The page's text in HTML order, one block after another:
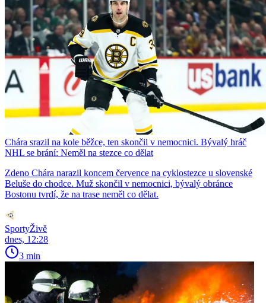
Chára srazil na kole běžce, ten skončil v nemocnici. Bývalý hráč
NHL se brání: Neměl na stezce co dělat
Zdeno Chára narazil koncem července na cyklostezce u slovenské
Beluše do chodce. Muž skončil v nemocnici, bývalý obránce
Bostonu tvrdí, že na trase neměl co dělat.
SportyŽivě
dnes, 12:28
3 min